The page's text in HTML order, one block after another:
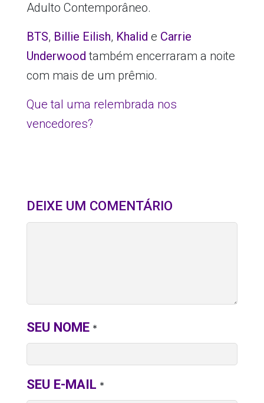
Adulto Contemporâneo.
BTS, Billie Eilish, Khalid e Carrie
Underwood também encerraram a noite
com mais de um prêmio.
Que tal uma relembrada nos
vencedores?
DEIXE UM COMENTÁRIO
SEU NOME *
SEU E-MAIL *